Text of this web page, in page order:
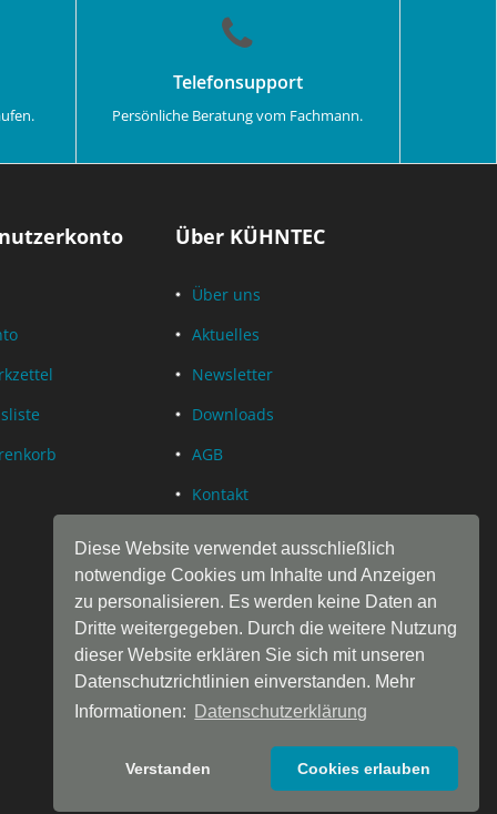
Diese Website verwendet ausschließlich
notwendige Cookies um Inhalte und Anzeigen
zu personalisieren. Es werden keine Daten an
Dritte weitergegeben. Durch die weitere Nutzung
dieser Website erklären Sie sich mit unseren
Datenschutzrichtlinien einverstanden. Mehr
Informationen:
Datenschutzerklärung
Verstanden Cookies erlauben
Telefonsupport
Persönliche Beratung vom Fachmann.
Über KÜHNTEC
Über uns
Aktuelles
Newsletter
Downloads
AGB
Kontakt
Impressum